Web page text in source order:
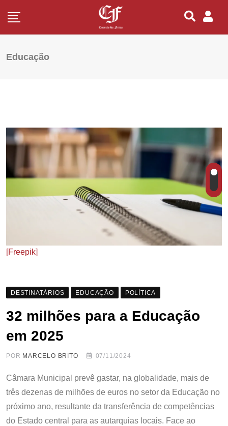
Educação
[Freepik]
DESTINATÁRIOS EDUCAÇÃO POLÍTICA
32 milhões para a Educação
em 2025
POR MARCELO BRITO 07/11/2024
Câmara Municipal prevê gastar, na globalidade, mais de
três dezenas de milhões de euros no setor da Educação no
próximo ano, resultante da transferência de competências
do Estado central para as autarquias locais. Face ao